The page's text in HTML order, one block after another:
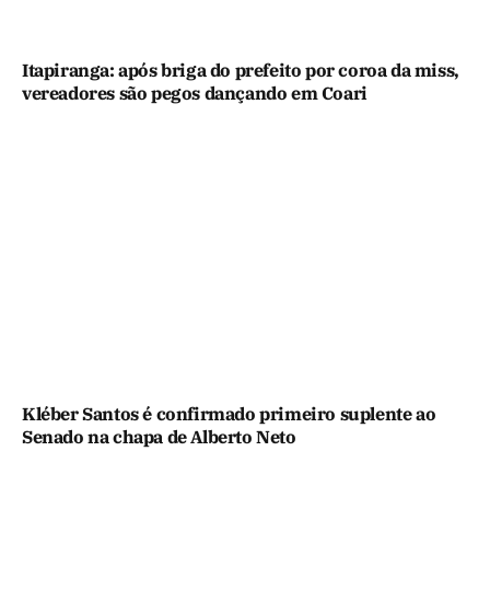
Itapiranga: após briga do prefeito por coroa da miss,
vereadores são pegos dançando em Coari
Kléber Santos é confirmado primeiro suplente ao
Senado na chapa de Alberto Neto